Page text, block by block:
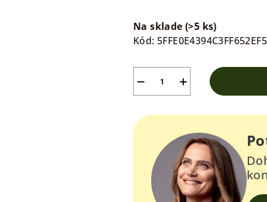
Na sklade(>5 ks)
Kód:
+
−